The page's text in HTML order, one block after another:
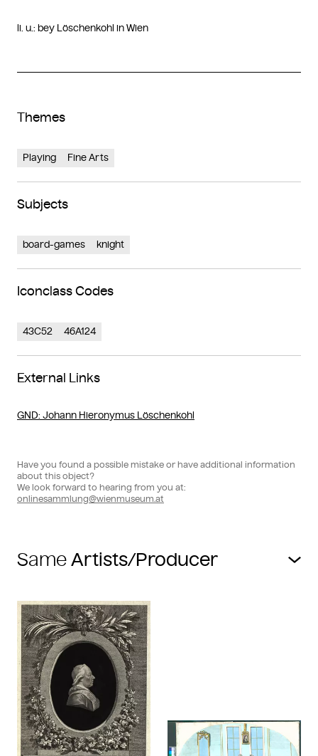
li. u.: bey Löschenkohl in Wien
Themes
Playing Fine Arts
Subjects
board-games knight
Iconclass Codes
43C52 46A124
External Links
GND: Johann Hieronymus Löschenkohl
Have you found a possible mistake or have additional information
about this object?
We look forward to hearing from you at:
onlinesammlung@wienmuseum.at
Same